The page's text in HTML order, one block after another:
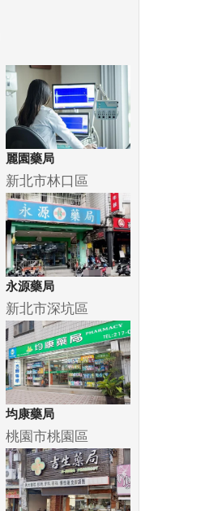
麗園藥局
新北市林口區
永源藥局
新北市深坑區
均康藥局
桃園市桃園區